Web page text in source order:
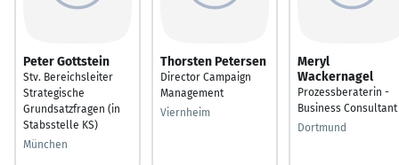
Peter Gottstein
Stv. Bereichsleiter
Strategische
Grundsatzfragen (in
Stabsstelle KS)
München
Thorsten Petersen
Director Campaign
Management
Viernheim
Meryl
Wackernagel
Prozessberaterin -
Business Consultant
Dortmund